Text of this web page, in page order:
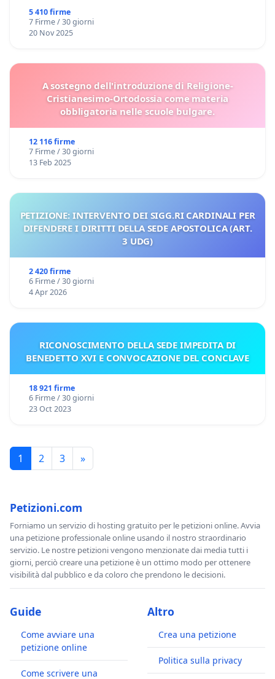
5 410 firme
7 Firme / 30 giorni
20 Nov 2025
A sostegno dell'introduzione di Religione-
Cristianesimo-Ortodossia come materia
obbligatoria nelle scuole bulgare.
12 116 firme
7 Firme / 30 giorni
13 Feb 2025
PETIZIONE: INTERVENTO DEI SIGG.RI CARDINALI PER
DIFENDERE I DIRITTI DELLA SEDE APOSTOLICA (ART.
3 UDG)
2 420 firme
6 Firme / 30 giorni
4 Apr 2026
RICONOSCIMENTO DELLA SEDE IMPEDITA DI
BENEDETTO XVI E CONVOCAZIONE DEL CONCLAVE
18 921 firme
6 Firme / 30 giorni
23 Oct 2023
1 2 3 »
Petizioni.com
Forniamo un servizio di hosting gratuito per le petizioni online. Avvia
una petizione professionale online usando il nostro straordinario
servizio. Le nostre petizioni vengono menzionate dai media tutti i
giorni, perciò creare una petizione è un ottimo modo per ottenere
visibilità dal pubblico e da coloro che prendono le decisioni.
Guide
Come avviare una
petizione online
Come scrivere una
Altro
Crea una petizione
Politica sulla privacy